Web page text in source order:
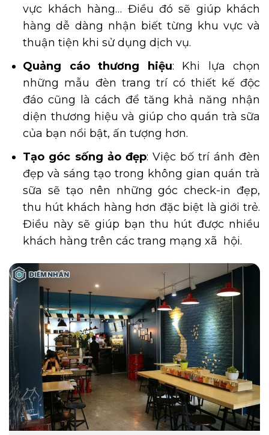
vực khách hàng… Điều đó sẽ giúp khách
hàng dễ dàng nhận biết từng khu vực và
thuận tiện khi sử dụng dịch vụ.
Quảng cáo thương hiệu: Khi lựa chọn
những mẫu đèn trang trí có thiết kế độc
đáo cũng là cách để tăng khả năng nhận
diện thương hiệu và giúp cho quán trà sữa
của bạn nổi bật, ấn tượng hơn.
Tạo góc sống ảo đẹp: Việc bố trí ánh đèn
đẹp và sáng tạo trong không gian quán trà
sữa sẽ tạo nên những góc check-in đẹp,
thu hút khách hàng hơn đặc biệt là giới trẻ.
Điều này sẽ giúp bạn thu hút được nhiều
khách hàng trên các trang mạng xã hội.